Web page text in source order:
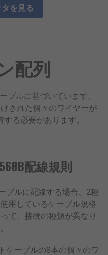
タを見る
配列
ブルに基づいています。
された個々のワイヤーが
る必要があります。
配線規則
ブルに配線する場合、2種
用しているケーブル規格
て、接続の種類が異なり
ケーブルの8本の個々のワ